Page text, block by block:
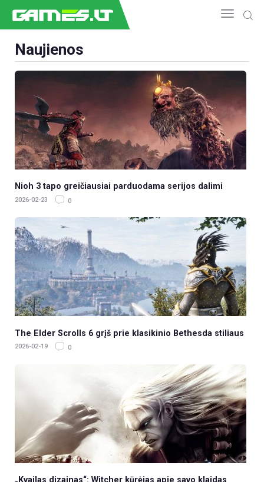
NAUJIENOS
ESPORTAS
GELEŽIS
VIDEO
APŽVALGOS
Naujienos
Nioh 3 tapo greičiausiai parduodama serijos dalimi
2026-02-23 0
The Elder Scrolls 6 grįš prie klasikinio Bethesda stiliaus
2026-02-19 0
„Kvailas dizainas“: Witcher kūrėjas apie savo klaidas